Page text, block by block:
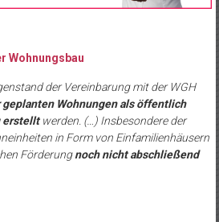
Wohnungsbau
der Vereinbarung mit der WGH
Wohnungen als öffentlich
erstelltwerden. (…) Insbesondere der
in Form von Einfamilienhäusern
Förderungnoch nicht abschließend